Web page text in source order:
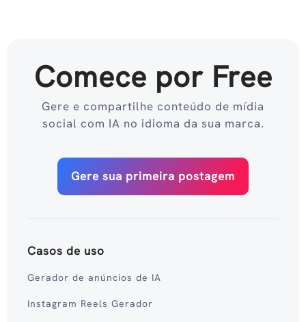
Comece por Free
Gere e compartilhe conteúdo de mídia
social com IA no idioma da sua marca.
Gere sua primeira postagem
Casos de uso
Gerador de anúncios de IA
Instagram Reels Gerador